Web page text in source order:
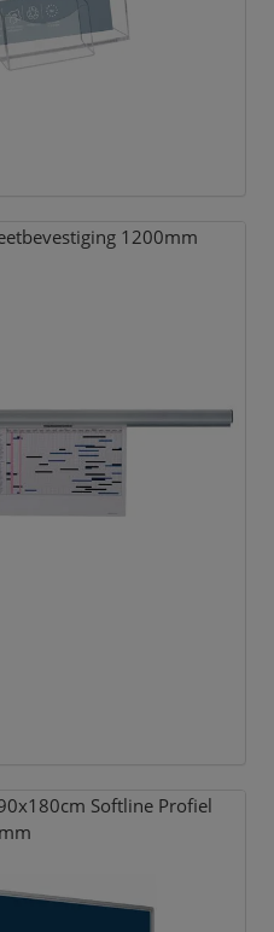
1200mm
Softline Profiel